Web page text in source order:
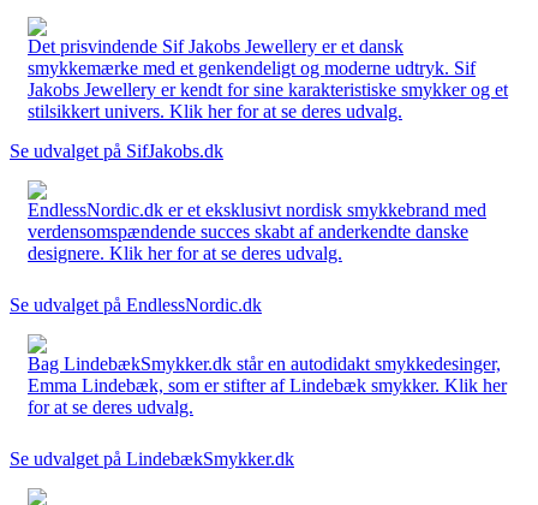
Det prisvindende Sif Jakobs Jewellery er et dansk
smykkemærke med et genkendeligt og moderne udtryk. Sif
Jakobs Jewellery er kendt for sine karakteristiske smykker og et
stilsikkert univers. Klik her for at se deres udvalg.
Se udvalget på SifJakobs.dk
EndlessNordic.dk er et eksklusivt nordisk smykkebrand med
verdensomspændende succes skabt af anderkendte danske
designere. Klik her for at se deres udvalg.
Se udvalget på EndlessNordic.dk
Bag LindebækSmykker.dk står en autodidakt smykkedesinger,
Emma Lindebæk, som er stifter af Lindebæk smykker. Klik her
for at se deres udvalg.
Se udvalget på LindebækSmykker.dk